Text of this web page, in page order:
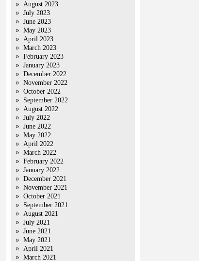
August 2023
July 2023
June 2023
May 2023
April 2023
March 2023
February 2023
January 2023
December 2022
November 2022
October 2022
September 2022
August 2022
July 2022
June 2022
May 2022
April 2022
March 2022
February 2022
January 2022
December 2021
November 2021
October 2021
September 2021
August 2021
July 2021
June 2021
May 2021
April 2021
March 2021